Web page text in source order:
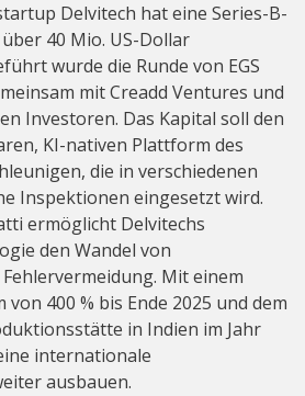
Delvitech hat eine Series-B-
40 Mio. US-Dollar
wurde die Runde von EGS
mit Creadd Ventures und
Investoren. Das Kapital soll den
KI-nativen Plattform des
die in verschiedenen
Inspektionen eingesetzt wird.
ermöglicht Delvitechs
den Wandel von
Mit einem
400 % bis Ende 2025 und dem
in Indien im Jahr
internationale
ausbauen.